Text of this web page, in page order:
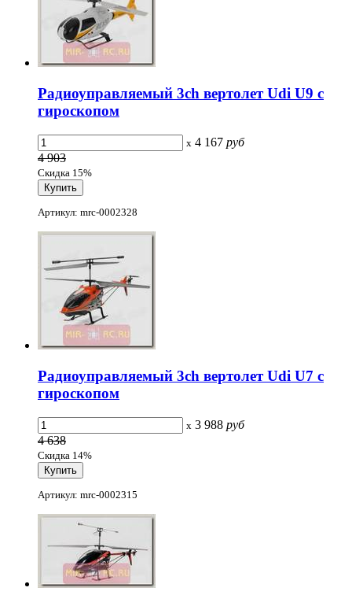
Радиоуправляемый 3ch вертолет Udi U9 с
гироскопом
x 4 167 руб
4 903
Скидка 15%
Артикул: mrc-0002328
Радиоуправляемый 3ch вертолет Udi U7 с
гироскопом
x 3 988 руб
4 638
Скидка 14%
Артикул: mrc-0002315